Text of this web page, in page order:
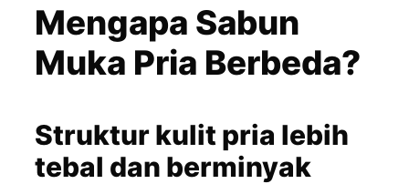
Mengapa Sabun
Muka Pria Berbeda?
Struktur kulit pria lebih
tebal dan berminyak